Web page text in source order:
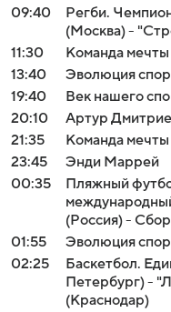
09:40
Регби.
(Москва) -
11:30
Команда мечты
13:40
Эволюция
19:40
Век нашего
20:10
Артур
21:35
Команда мечты
23:45
Энди Маррей
00:35
Пляжный
(Россия) -
01:55
Эволюция
02:25
Баскетбол.
Петербург) -
(Краснодар)